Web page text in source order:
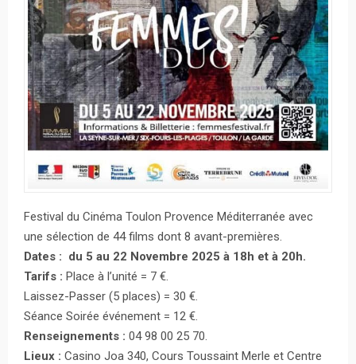
Festival du Cinéma Toulon Provence Méditerranée avec
une sélection de 44 films dont 8 avant-premières.
Dates : du 5 au 22 Novembre 2025 à 18h et à 20h.
Tarifs : Place à l’unité = 7 €.
Laissez-Passer (5 places) = 30 €.
Séance Soirée événement = 12 €.
Renseignements : 04 98 00 25 70.
Lieux : Casino Joa 340, Cours Toussaint Merle et Centre